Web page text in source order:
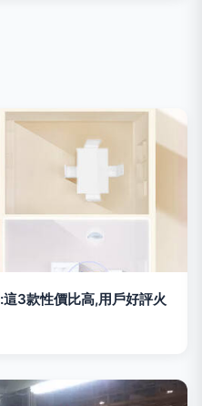
3款性價比高,用戶好評火